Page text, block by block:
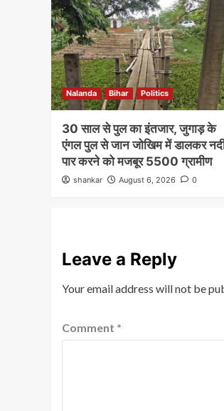
Nalanda Bihar Politics
30 साल से पुल का इंतजार, जुगाड़ के
एंगल पुल से जान जोखिम में डालकर
पार करने को मजबूर 5500 ग्रामीण
shankar August 6, 2026 0
Leave a Reply
Your email address will not be
Comment *